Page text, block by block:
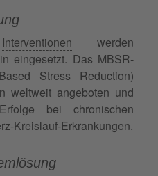
Interventionen werden
eingesetzt. Das MBSR-
Stress Reduction)
weltweit angeboten und
bei chronischen
Kreislauf-Erkrankungen.